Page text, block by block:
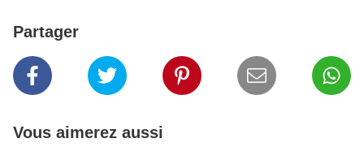
Partager
Vous aimerez aussi